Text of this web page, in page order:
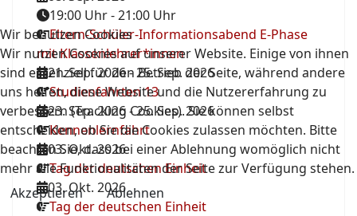
19:00 Uhr-21:00 Uhr
Eltern-Schüler-Informationsabend E-Phase
mit Klassenlehrer*innen
21. Sep. 2026-25. Sep. 2026
Studienfahrten 13
23. Sep. 2026-25. Sep. 2026
Kennenlernfahrt
03. Okt. 2026
Tag der deutschen Einheit
03. Okt. 2026
Tag der deutschen Einheit
Wir benutzen Cookies
Wir nutzen Cookies auf unserer Website. Einige von ihnen
sind essenziell für den Betrieb der Seite, während andere
uns helfen, diese Website und die Nutzererfahrung zu
verbessern (Tracking Cookies). Sie können selbst
entscheiden, ob Sie die Cookies zulassen möchten. Bitte
beachten Sie, dass bei einer Ablehnung womöglich nicht
mehr alle Funktionalitäten der Seite zur Verfügung stehen.
Akzeptieren
Ablehnen